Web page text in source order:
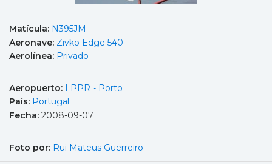
Matícula: N395JM
Aeronave: Zivko Edge 540
Aerolínea: Privado
Aeropuerto: LPPR - Porto
País: Portugal
Fecha: 2008-09-07
Foto por: Rui Mateus Guerreiro